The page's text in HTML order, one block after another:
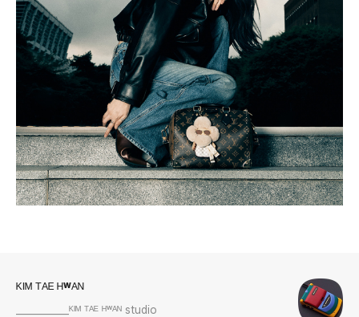
ᴷᴵᴹ ᵀᴬᴱ ᴴʷᴬᴺ
___________ᴷᴵᴹ ᵀᴬᴱ ᴴʷᴬᴺ studio